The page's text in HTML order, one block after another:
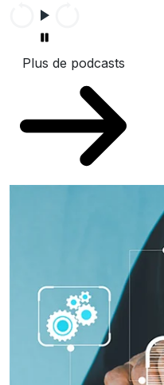
Plus de podcasts